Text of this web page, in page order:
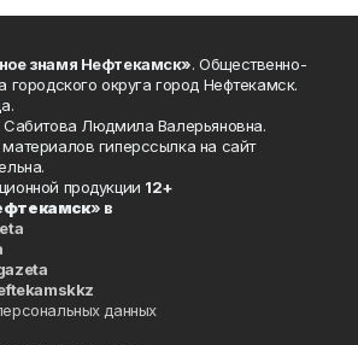
знамя Нефтекамск». Общественно-
городского округа город Нефтекамск.
Сабитова Людмила Валерьяновна.
гиперссылка на сайт
продукции 12+
» в
данных